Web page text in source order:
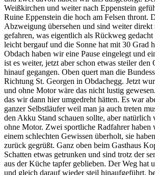
Weißkirchen und weiter nach Eppenstein
Ruine Eppenstein die hoch am Felsen thront.
Abzweigung übersehen und sind weiter direkt
gefahren, was eigentlich als Rückweg
leicht bergauf und die Sonne hat mit 30 Grad
Obdach haben wir eine Pause eingelegt und
ist es weiter, jetzt aber schon etwas steiler den
hinauf gegangen. Oben quert man die
Richtung St. Georgen in Obdachegg. Jetzt
und ohne Motor wäre das nicht lustig
das wir dann hier umgedreht hätten. Es war
ganzer Selbstläufer weil man ja auch treten
den Akku Stand schauen sollte, aber natürlich
ohne Motor. Zwei sportliche Radfahrer haben
einem schlechten Gewissen überholt, sie
zurück gegrüßt. Ganz oben beim Gasthaus
Schatten etwas getrunken und sind trotz der
aus der Küche tapfer geblieben. Der Weg hat
und gleich darauf wieder steil hinaufgeführt,